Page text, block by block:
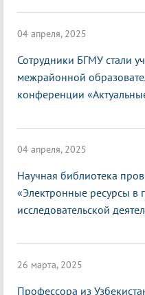
04 апреля, 2025
Сотрудники БГМУ стали
межрайонной
конференции
04 апреля, 2025
Научная библиотека
«Электронные ресурсы в
исследовательской
26 марта, 2025
Профессора из